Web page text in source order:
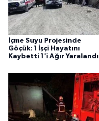
İçme Suyu Projesinde
Göçük: 1 İşçi Hayatını
Kaybetti 1'i Ağır Yaralandı